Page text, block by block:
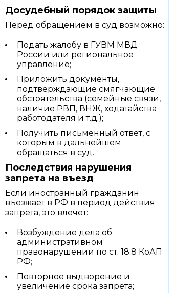
Досудебный порядок защиты
Перед обращением в суд возможно:
Подать жалобу в ГУВМ МВД
России или региональное
управление;
Приложить документы,
подтверждающие смягчающие
обстоятельства (семейные связи,
наличие РВП, ВНЖ, ходатайства
работодателя и т.д.);
Получить письменный ответ, с
которым в дальнейшем
обращаться в суд.
Последствия нарушения
запрета на въезд
Если иностранный гражданин
въезжает в РФ в период действия
запрета, это влечет:
Возбуждение дела об
административном
правонарушении по ст. 18.8 КоАП
РФ;
Повторное выдворение и
увеличение срока запрета;